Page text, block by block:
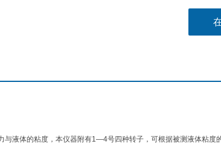
与液体的粘度，本仪器附有1—4号四种转子，可根据被测液体粘度